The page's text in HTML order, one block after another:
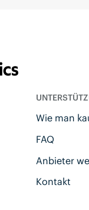
Wie man
FAQ
Anbieter
Kontakt